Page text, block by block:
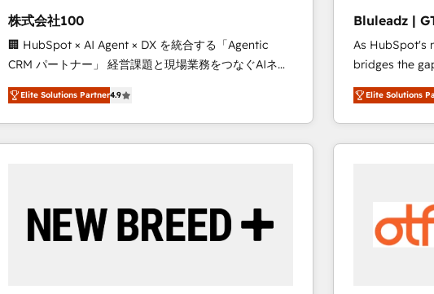
株式会社100
🏢 HubSpot × AI Agent × DX を統合する「Agentic
CRM パートナー」 経営課題と現場業務をつなぐAIネイ
ティブ・エージェンシーとして、HubSpot Eliteの実装
力で顧客フロント業務を再設計します。 💡 100inc は何
をする会社か？ HubSpotを共通基盤に、AIエージェン
トを組み込んだ顧客フロント業務（マーケティング・営
を、CRMを軸とした全社共通基盤に再構築します。意
思決定者・PMO・現場担当者に並走します。 1️⃣
Elite Solutions Partner4.9
Bluleadz |
As HubSpot's
bridges the
don't just "set
Operating
and engineer
revenue velocity. 🚀 GTM Strategy &
"accelerating a mess." ⚙️ Elite
Scalable
across all
Elite Solutions